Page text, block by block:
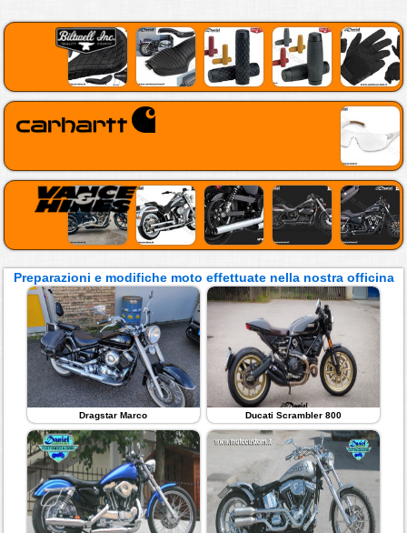
Preparazioni e modifiche moto effettuate nella nostra officina
Dragstar Marco Ducati Scrambler 800